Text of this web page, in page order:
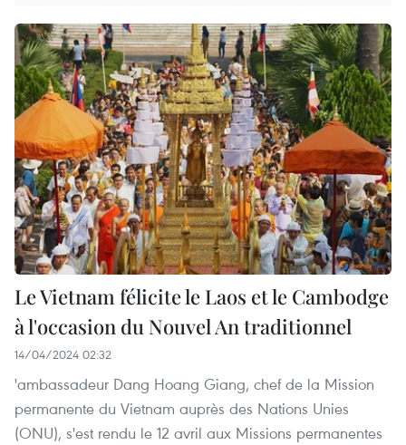
Le Vietnam félicite le Laos et le Cambodge
à l'occasion du Nouvel An traditionnel
14/04/2024 02:32
'ambassadeur Dang Hoang Giang, chef de la Mission
permanente du Vietnam auprès des Nations Unies
(ONU), s'est rendu le 12 avril aux Missions permanentes